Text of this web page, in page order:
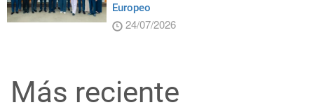
Europeo
24/07/2026
Más reciente